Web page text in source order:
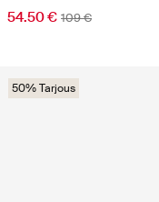
54.50 € 109 €
50% Tarjous